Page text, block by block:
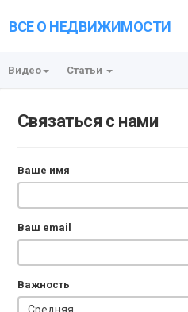
ВСЕ О НЕДВИЖИМОСТИ
Видео Статьи
Связаться с нами
Ваше имя
Ваш email
Важность